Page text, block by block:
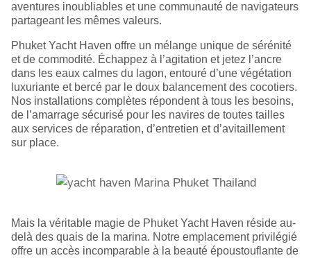
aventures inoubliables et une communauté de navigateurs
partageant les mêmes valeurs.
Phuket Yacht Haven offre un mélange unique de sérénité
et de commodité. Échappez à l’agitation et jetez l’ancre
dans les eaux calmes du lagon, entouré d’une végétation
luxuriante et bercé par le doux balancement des cocotiers.
Nos installations complètes répondent à tous les besoins,
de l’amarrage sécurisé pour les navires de toutes tailles
aux services de réparation, d’entretien et d’avitaillement
sur place.
Mais la véritable magie de Phuket Yacht Haven réside au-
delà des quais de la marina. Notre emplacement privilégié
offre un accès incomparable à la beauté époustouflante de